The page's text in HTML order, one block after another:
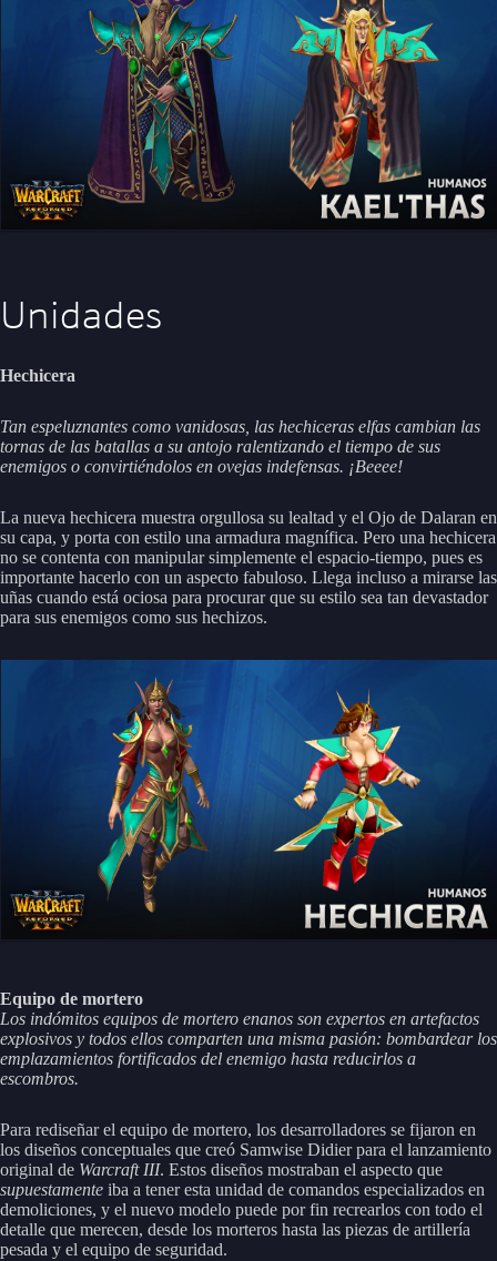
Unidades
Hechicera
Tan espeluznantes como vanidosas, las hechiceras elfas cambian las
tornas de las batallas a su antojo ralentizando el tiempo de sus
enemigos o convirtiéndolos en ovejas indefensas. ¡Beeee!
La nueva hechicera muestra orgullosa su lealtad y el Ojo de Dalaran en
su capa, y porta con estilo una armadura magnífica. Pero una hechicera
no se contenta con manipular simplemente el espacio-tiempo, pues es
importante hacerlo con un aspecto fabuloso. Llega incluso a mirarse las
uñas cuando está ociosa para procurar que su estilo sea tan devastador
para sus enemigos como sus hechizos.
Equipo de mortero
Los indómitos equipos de mortero enanos son expertos en artefactos
explosivos y todos ellos comparten una misma pasión: bombardear los
emplazamientos fortificados del enemigo hasta reducirlos a
escombros.
Para rediseñar el equipo de mortero, los desarrolladores se fijaron en
los diseños conceptuales que creó Samwise Didier para el lanzamiento
original de Warcraft III. Estos diseños mostraban el aspecto que
supuestamente iba a tener esta unidad de comandos especializados en
demoliciones, y el nuevo modelo puede por fin recrearlos con todo el
detalle que merecen, desde los morteros hasta las piezas de artillería
pesada y el equipo de seguridad.